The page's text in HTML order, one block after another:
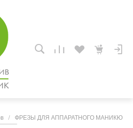
/ ФРЕЗЫ ДЛЯ АППАРАТНОГО